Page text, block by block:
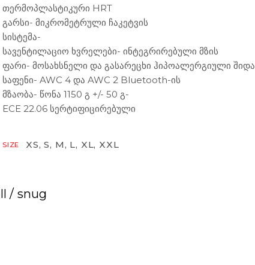
თერმოპლასტიკური HRT
გარსი- მიკრომეტრული ჩაკეტვის
სისტემა-
სავენტილაციო ხვრელები- ინტეგრირებული მზის
ფარი- მოსახსნელი და გასარეცხი ჰიპოალერგიული შიდა
საფენი- AWC 4 და AWC 2 Bluetooth-ის
მზაობა- წონა 1150 გ +/- 50 გ-
ECE 22.06 სერტიფიცირებული
SIZE XS, S, M, L, XL, XXL
/ snug